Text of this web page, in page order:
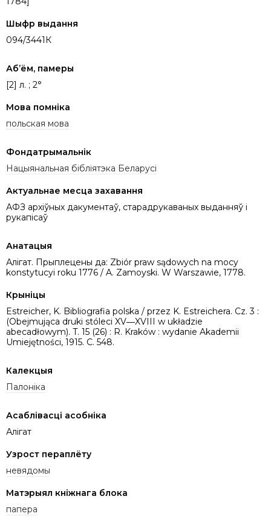
Шыфр выдання
094/3441К
Аб’ём, памеры
[2] л. ; 2°
Мова помніка
польская мова
Фондатрымальнік
Нацыянальная бібліятэка Беларусі
Актуальнае месца захавання
АФЗ архіўных дакументаў, старадрукаваных выданняў і
рукапісаў
Анатацыя
Алігат. Прыплецены да: Zbiór praw sądowych na mocy
konstytucyi roku 1776 / A. Zamoyski. W Warszawie, 1778.
Крыніцы
Estreicher, K. Bibliografia polska / przez K. Estreichera. Cz. 3 :
(Obejmująca druki stóleci XV―XVIII w układzie
abecadłowym). T. 15 (26) : R. Kraków : wydanie Akademii
Umiejętności, 1915. C. 548.
Калекцыя
Палоніка
Асаблівасці асобніка
Алігат
Узрост пераплёту
невядомы
Матэрыял кніжнага блока
папера